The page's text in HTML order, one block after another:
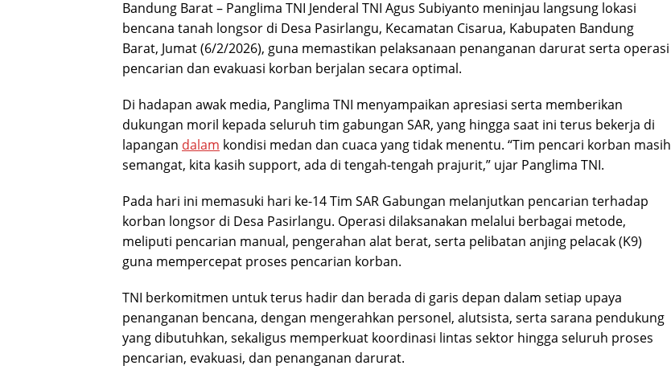
Bandung Barat – Panglima TNI Jenderal TNI Agus Subiyanto meninjau langsung lokasi
bencana tanah longsor di Desa Pasirlangu, Kecamatan Cisarua, Kabupaten Bandung
Barat, Jumat (6/2/2026), guna memastikan pelaksanaan penanganan darurat serta operasi
pencarian dan evakuasi korban berjalan secara optimal.
Di hadapan awak media, Panglima TNI menyampaikan apresiasi serta memberikan
dukungan moril kepada seluruh tim gabungan SAR, yang hingga saat ini terus bekerja di
lapangan dalam kondisi medan dan cuaca yang tidak menentu. “Tim pencari korban masih
semangat, kita kasih support, ada di tengah-tengah prajurit,” ujar Panglima TNI.
Pada hari ini memasuki hari ke-14 Tim SAR Gabungan melanjutkan pencarian terhadap
korban longsor di Desa Pasirlangu. Operasi dilaksanakan melalui berbagai metode,
meliputi pencarian manual, pengerahan alat berat, serta pelibatan anjing pelacak (K9)
guna mempercepat proses pencarian korban.
TNI berkomitmen untuk terus hadir dan berada di garis depan dalam setiap upaya
penanganan bencana, dengan mengerahkan personel, alutsista, serta sarana pendukung
yang dibutuhkan, sekaligus memperkuat koordinasi lintas sektor hingga seluruh proses
pencarian, evakuasi, dan penanganan darurat.